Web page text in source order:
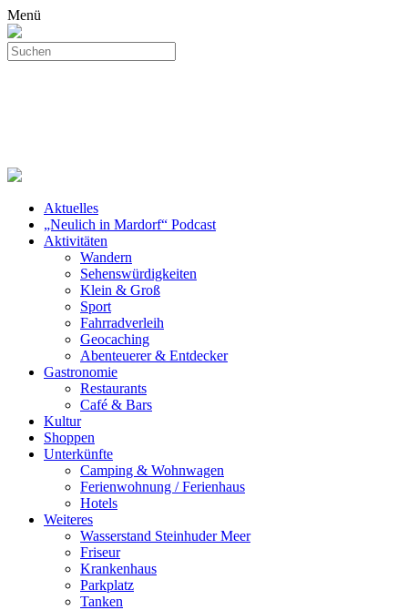
Menü
Aktuelles
„Neulich in Mardorf“ Podcast
Aktivitäten
Wandern
Sehenswürdigkeiten
Klein & Groß
Sport
Fahrradverleih
Geocaching
Abenteuerer & Entdecker
Gastronomie
Restaurants
Café & Bars
Kultur
Shoppen
Unterkünfte
Camping & Wohnwagen
Ferienwohnung / Ferienhaus
Hotels
Weiteres
Wasserstand Steinhuder Meer
Friseur
Krankenhaus
Parkplatz
Tanken